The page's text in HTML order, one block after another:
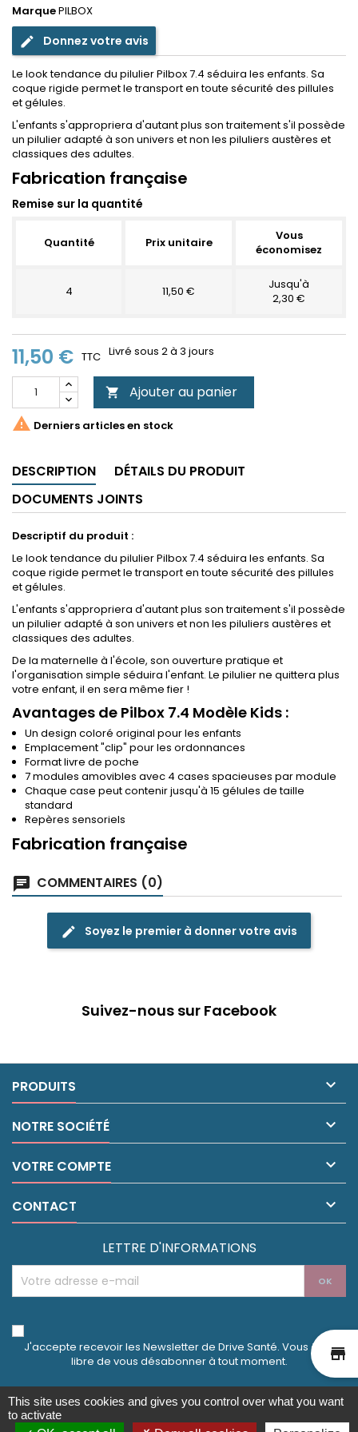
MarquePILBOX
edit Donnez votre avis
Le look tendance du pilulier Pilbox 7.4 séduira les enfants. Sa
coque rigide permet le transport en toute sécurité des pillules
et gélules.
L'enfants s'appropriera d'autant plus son traitement s'il possède
un pilulier adapté à son univers et non les piluliers austères et
classiques des adultes.
Fabrication française
Remise sur la quantité
Quantité Prix unitaire
Vous
économisez
4 11,50 €
Jusqu'à
2,30 €
11,50 € TTC Livré sous 2 à 3 jours
 Ajouter au panier
 Derniers articles en stock
DESCRIPTION
DÉTAILS DU PRODUIT
DOCUMENTS JOINTS
Descriptif du produit :
Le look tendance du pilulier Pilbox 7.4 séduira les enfants. Sa
coque rigide permet le transport en toute sécurité des pillules
et gélules.
L'enfants s'appropriera d'autant plus son traitement s'il possède
un pilulier adapté à son univers et non les piluliers austères et
classiques des adultes.
De la maternelle à l'école, son ouverture pratique et
l'organisation simple séduira l'enfant. Le pilulier ne quittera plus
votre enfant, il en sera même fier !
Avantages de Pilbox 7.4 Modèle Kids :
Un design coloré original pour les enfants
Emplacement "clip" pour les ordonnances
Format livre de poche
7 modules amovibles avec 4 cases spacieuses par module
Chaque case peut contenir jusqu'à 15 gélules de taille
standard
Repères sensoriels
Fabrication française
chat COMMENTAIRES (0)
edit Soyez le premier à donner votre avis
Suivez-nous sur Facebook
PRODUITS 
NOTRE SOCIÉTÉ 
VOTRE COMPTE 
CONTACT 
LETTRE D'INFORMATIONS
J'accepte recevoir les Newsletter de Drive Santé. Vous êtes
libre de vous désabonner à tout moment.
This site uses cookies and gives you control over what you want
to activate